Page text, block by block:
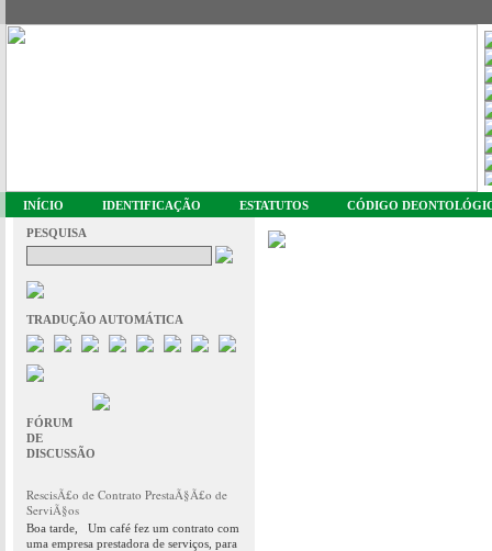
INÍCIO IDENTIFICAÇÃO ESTATUTOS CÓDIGO
PESQUISA
TRADUÇÃO AUTOMÁTICA
FÓRUM
DE
DISCUSSÃO
RescisÃ£o de Contrato PrestaÃ§Ã£o de
ServiÃ§os
Boa tarde, Um café fez um contrato com
uma empresa prestadora de serviços, para